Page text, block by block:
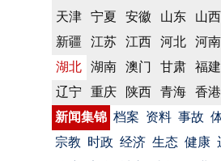
天津
宁夏 安徽 山东 山西
新疆
江苏 江西 河北 河南
湖北
湖南 澳门 甘肃 福建
辽宁
重庆 陕西 青海 香港
新闻集锦 档案 资料 事故
宗教 时政 经济 生态 健康